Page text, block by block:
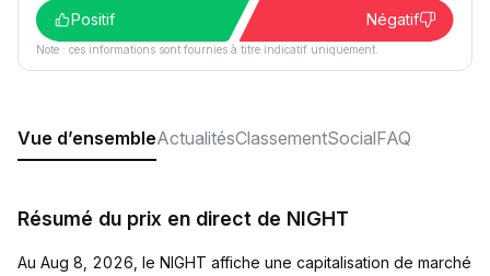
Positif
Négatif
Note : ces informations sont fournies à titre indicatif uniquement.
Vue d’ensembleActualitésClassementSocialFAQ
Résumé du prix en direct de NIGHT
Au Aug 8, 2026, le NIGHT affiche une capitalisation de marché